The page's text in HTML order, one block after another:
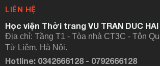
LIÊN HỆ
Học viện Thời trang VU TRAN DUC HAI
Địa chỉ: Tầng T1 - Tòa nhà CT3C - Tôn
Từ Liêm, Hà Nội.
Hotline: 0342666128 - 0792666128